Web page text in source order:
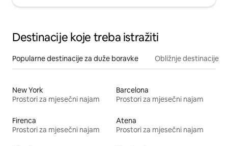
Destinacije koje treba istražiti
Popularne destinacije za duže boravke Obližnje destinacije
New York
Prostori za mjesečni najam
Barcelona
Prostori za mjesečni najam
Firenca
Prostori za mjesečni najam
Atena
Prostori za mjesečni najam